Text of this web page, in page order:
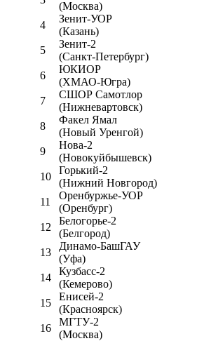
(Москва)
4
Зенит-УОР
(Казань)
5
Зенит-2
(Санкт-Петербург)
6
ЮКИОР
(ХМАО-Югра)
7
СШОР Самотлор
(Нижневартовск)
8
Факел Ямал
(Новый Уренгой)
9
Нова-2
(Новокуйбышевск)
10
Горький-2
(Нижний Новгород)
11
Оренбуржье-УОР
(Оренбург)
12
Белогорье-2
(Белгород)
13
Динамо-БашГАУ
(Уфа)
14
Кузбасс-2
(Кемерово)
15
Енисей-2
(Красноярск)
16
МГТУ-2
(Москва)